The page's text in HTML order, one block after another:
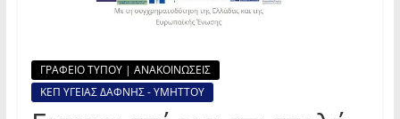
ΓΡΑΦΕΙΟ ΤΥΠΟΥ | ΑΝΑΚΟΙΝΩΣΕΙΣ
ΚΕΠ ΥΓΕΙΑΣ ΔΑΦΝΗΣ - ΥΜΗΤΤΟΥ